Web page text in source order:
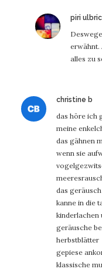
piri
erwähnt.
alles zu
christine b
das höre ich
meine
das gähnen
wenn sie
das
kanne in die
kinderlachen
geräusche
herbstblätter
gepiese
klassische